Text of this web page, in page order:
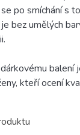
po smíchání s
bez umělých
balení
kteří ocení